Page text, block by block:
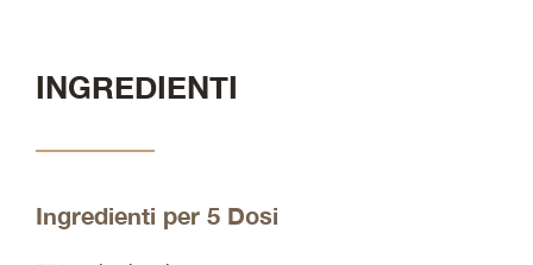
INGREDIENTI
Ingredienti per 5 Dosi